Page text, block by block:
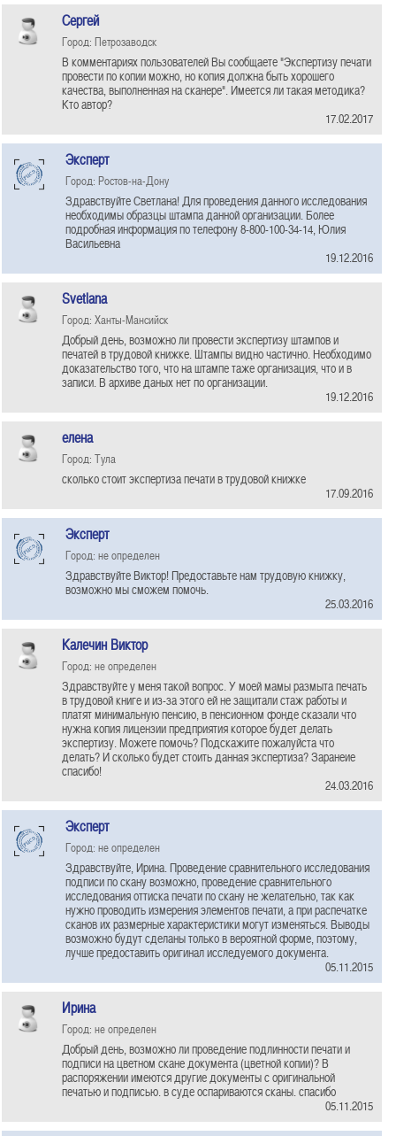
Сергей
Город: Петрозаводск
В комментариях пользователей Вы сообщаете "Экспертизу печати
провести по копии можно, но копия должна быть хорошего
качества, выполненная на сканере". Имеется ли такая методика?
Кто автор?
17.02.2017
Эксперт
Город: Ростов-на-Дону
Здравствуйте Светлана! Для проведения данного исследования
необходимы образцы штампа данной организации. Более
подробная информация по телефону 8-800-100-34-14, Юлия
Васильевна
19.12.2016
Svetlana
Город: Ханты-Мансийск
Добрый день, возможно ли провести экспертизу штампов и
печатей в трудовой книжке. Штампы видно частично. Необходимо
доказательство того, что на штампе таже организация, что и в
записи. В архиве даных нет по организации.
19.12.2016
елена
Город: Тула
сколько стоит экспертиза печати в трудовой книжке
17.09.2016
Эксперт
Город: не определен
Здравствуйте Виктор! Предоставьте нам трудовую книжку,
возможно мы сможем помочь.
25.03.2016
Калечин Виктор
Город: не определен
Здравствуйте у меня такой вопрос. У моей мамы размыта печать
в трудовой книге и из-за этого ей не защитали стаж работы и
платят минимальную пенсию, в пенсионном фонде сказали что
нужна копия лицензии предприятия которое будет делать
экспертизу. Можете помочь? Подскажите пожалуйста что
делать? И сколько будет стоить данная экспертиза? Заранеие
спасибо!
24.03.2016
Эксперт
Город: не определен
Здравствуйте, Ирина. Проведение сравнительного исследования
подписи по скану возможно, проведение сравнительного
исследования оттиска печати по скану не желательно, так как
нужно проводить измерения элементов печати, а при распечатке
сканов их размерные характеристики могут изменяться. Выводы
возможно будут сделаны только в вероятной форме, поэтому,
лучше предоставить оригинал исследуемого документа.
05.11.2015
Ирина
Город: не определен
Добрый день, возможно ли проведение подлинности печати и
подписи на цветном скане документа (цветной копии)? В
распоряжении имеются другие документы с оригинальной
печатью и подписью. в суде оспариваются сканы. спасибо
05.11.2015